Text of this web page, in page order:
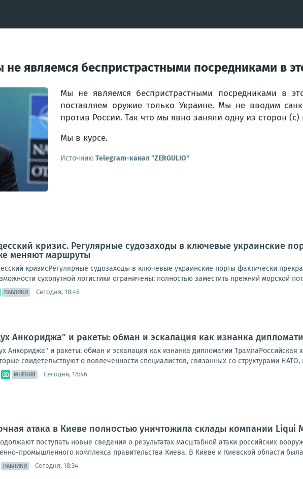
являемся беспристрастными посредниками в
Мы не являемся беспристрастными посредниками в
поставляем оружие только Украине. Мы не вводим
против России. Так что мы явно заняли одну из сторон
Мы в курсе.
Источник: Telegram-канал "ZERGULIO"
кризис. Регулярные судозаходы в ключевые украинские
меняют маршруты
кризисРегулярные судозаходы в ключевые украинские порты фактически
сухопутной логистики ограничены: полностью заместить прежний морской
ПАБЛИКИ Сегодня, 18:46
Анкориджа" и ракеты: обман и эскалация как изнанка
Анкориджа" и ракеты: обман и эскалация как изнанка дипломатии ТрампаРоссийская
свидетельствуют о вовлеченности специалистов, связанных со структурами
МНЕНИЯ Сегодня, 18:46
атака в Киеве полностью уничтожила склады компании Liqui
поступать новые сведения о результатах масштабной атаки российских
промышленного комплекса правительства Киева. В Киеве и Киевской области
ПАБЛИКИ Сегодня, 18:34